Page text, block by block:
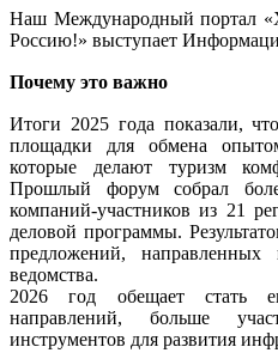
Наш Международный портал
Россию!» выступает
Почему это важно
Итоги 2025 года показали,
площадки для обмена
которые делают туризм
Прошлый форум собрал
компаний-участников из 21
деловой программы.
предложений,
ведомства.
2026 год обещает стать
направлений, больше
инструментов для развития